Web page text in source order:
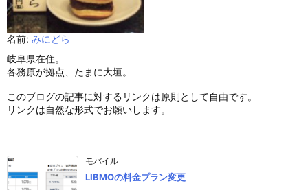
名前: みにどら
岐阜県在住。
各務原が拠点、たまに大垣。
このブログの記事に対するリンクは原則として自由です。
リンクは自然な形式でお願いします。
モバイル
LIBMOの料金プラン変更